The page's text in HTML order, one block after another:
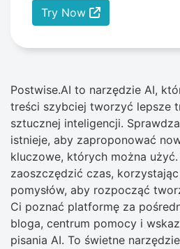
Try Now
Postwise.AI to narzędzie AI,
treści szybciej tworzyć lepsze
sztucznej inteligencji.
istnieje, aby zaproponować
kluczowe, których można
zaoszczędzić czas,
pomysłów, aby rozpocząć
Ci poznać platformę za
bloga, centrum pomocy i
pisania AI. To świetne